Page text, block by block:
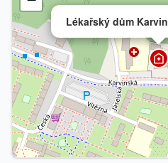
Lékařský dům